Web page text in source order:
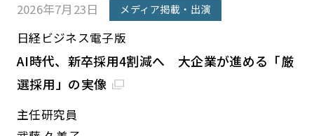
2026年7月23日 メディア掲載・出演
日経ビジネス電子版
AI時代、新卒採用4割減へ 大企業が進める「厳
選採用」の実像
主任研究員